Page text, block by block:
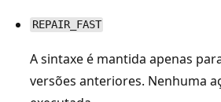
REPAIR_FAST
A sintaxe é mantida apenas
versões anteriores. Nenhuma